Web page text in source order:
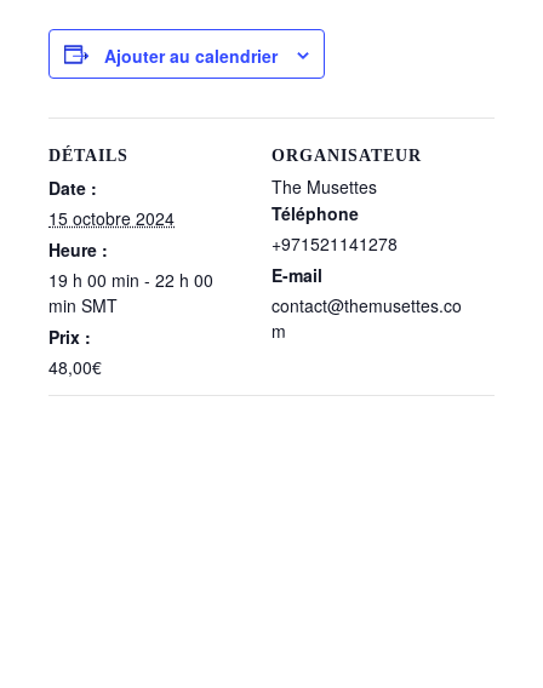
Ajouter au calendrier
DÉTAILS
Date :
15 octobre 2024
Heure :
19 h 00 min - 22 h 00
min SMT
Prix :
48,00€
ORGANISATEUR
The Musettes
Téléphone
+971521141278
E-mail
contact@themusettes.co
m